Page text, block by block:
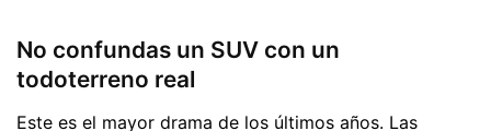
No confundas un SUV con un
todoterreno real
Este es el mayor drama de los últimos años. Las